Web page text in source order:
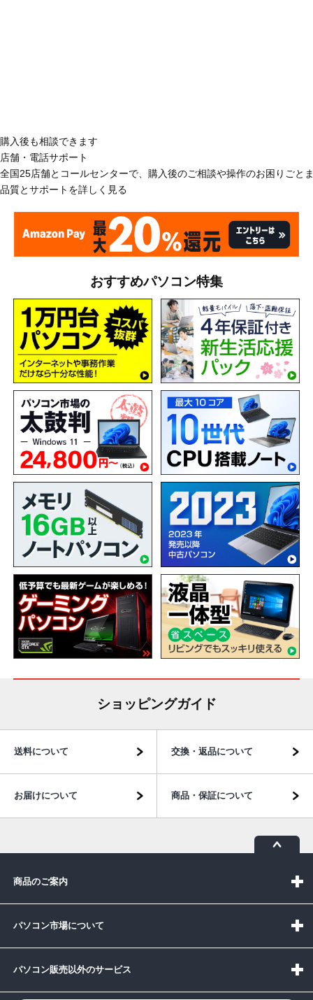
購入後も相談できます
店舗・電話サポート
全国25店舗とコールセンターで、購入後のご相談や操作のお困りごと
品質とサポートを詳しく見る
おすすめパソコン特集
ショッピングガイド
送料について 交換・返品について
お届けについて 商品・保証について
商品のご案内
パソコン市場について
パソコン販売以外のサービス